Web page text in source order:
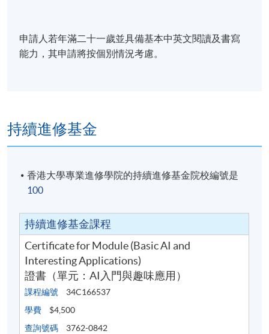
申請人若年滿二十一歲並具備基本中英文閱讀及書寫
能力，其申請將按個別情況考慮。
持續進修基金
香港大學專業進修學院的持續進修基金院校編號是
100
持續進修基金課程
Certificate for Module (Basic AI and
Interesting Applications)
證書（單元：AI入門與趣味應用）
課程編號
34C166537
學費
$4,500
查詢號碼
3762-0842